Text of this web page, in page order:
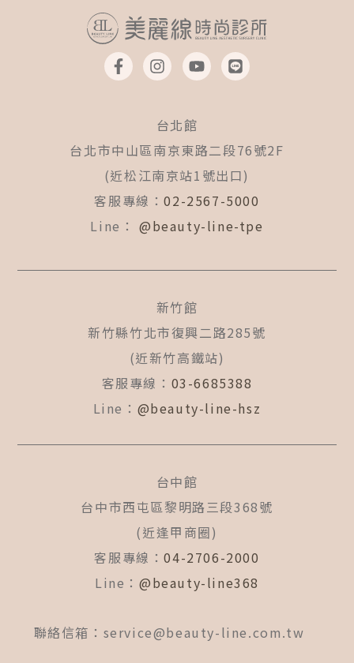
F
a
c
o
k
-
f
I
n
s
a
g
r
a
m
Y
o
u
b
e
L
i
n
台北館
台北市中山區南京東路二段76號2F
(近松江南京站1號出口)
客服專線：02-2567-5000
Line： @beauty-line-tpe
新竹館
新竹縣竹北市復興二路285號
(近新竹高鐵站)
客服專線： 03-6685388
Line： @beauty-line-hsz
台中館
台中市西屯區黎明路三段368號
(近逢甲商圈)
客服專線：04-2706-2000
Line： @beauty-line368
聯絡信箱： service@beauty-line.com.tw